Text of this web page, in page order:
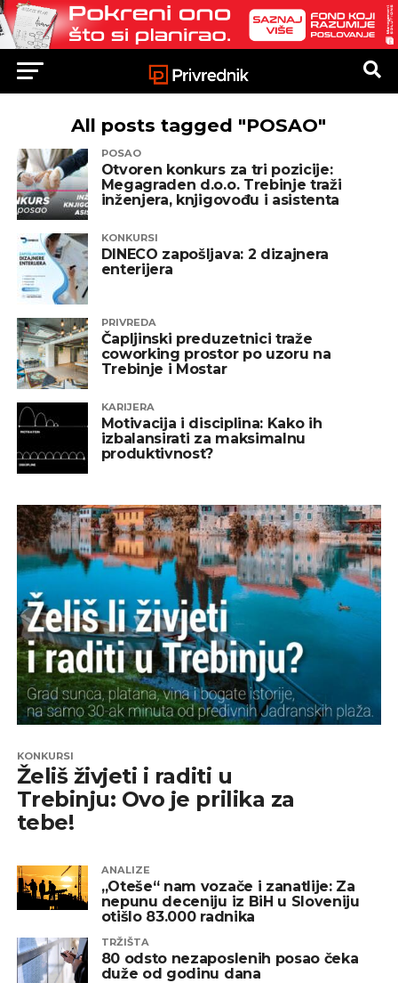
All posts tagged "POSAO"
POSAO
Otvoren konkurs za tri pozicije:
Megagraden d.o.o. Trebinje traži
inženjera, knjigovođu i asistenta
KONKURSI
DINECO zapošljava: 2 dizajnera
enterijera
PRIVREDA
Čapljinski preduzetnici traže
coworking prostor po uzoru na
Trebinje i Mostar
KARIJERA
Motivacija i disciplina: Kako ih
izbalansirati za maksimalnu
produktivnost?
KONKURSI
Želiš živjeti i raditi u
Trebinju: Ovo je prilika za
tebe!
ANALIZE
„Oteše“ nam vozače i zanatlije: Za
nepunu deceniju iz BiH u Sloveniju
otišlo 83.000 radnika
TRŽIŠTA
80 odsto nezaposlenih posao čeka
duže od godinu dana